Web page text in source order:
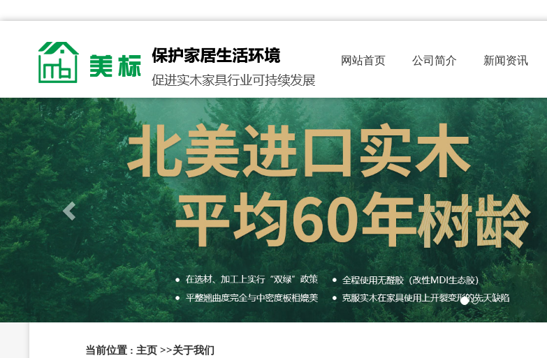
网站首页 公司简介 新闻资讯
Previous
当前位置 : 主页 >>关于我们